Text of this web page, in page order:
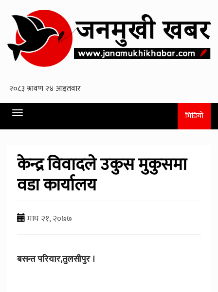
Toggle
navigation
भिडियो
केन्द्र विवादले उकुस मुकुसमा
वडा कार्यालय
माघ २१, २०७७
बसन्त परियार,तुलसीपुर ।